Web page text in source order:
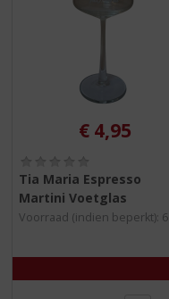
€ 4,95
0
,
0
/
Tia Maria Espresso
Martini Voetglas
Voorraad (indien beperkt): 6